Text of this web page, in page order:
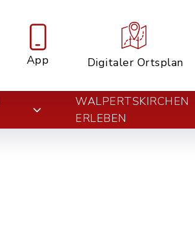
App Digitaler Ortsplan
WALPERTSKIRCHEN
ERLEBEN